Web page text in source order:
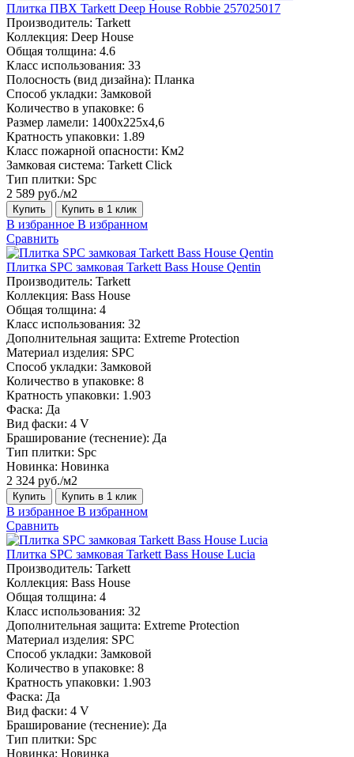
Плитка ПВХ Tarkett Deep House Robbie 257025017
Производитель: Tarkett
Коллекция: Deep House
Общая толщина: 4.6
Класс использования: 33
Полосность (вид дизайна): Планка
Способ укладки: Замковой
Количество в упаковке: 6
Размер ламели: 1400х225х4,6
Кратность упаковки: 1.89
Класс пожарной опасности: Км2
Замковая система: Tarkett Click
Тип плитки: Spc
2 589 руб./м2
Купить Купить в 1 клик
В избранное В избранном
Сравнить
Плитка SPC замковая Tarkett Bass House Qentin
Производитель: Tarkett
Коллекция: Bass House
Общая толщина: 4
Класс использования: 32
Дополнительная защита: Extreme Protection
Материал изделия: SPC
Способ укладки: Замковой
Количество в упаковке: 8
Кратность упаковки: 1.903
Фаска: Да
Вид фаски: 4 V
Браширование (теснение): Да
Тип плитки: Spc
Новинка: Новинка
2 324 руб./м2
Купить Купить в 1 клик
В избранное В избранном
Сравнить
Плитка SPC замковая Tarkett Bass House Lucia
Производитель: Tarkett
Коллекция: Bass House
Общая толщина: 4
Класс использования: 32
Дополнительная защита: Extreme Protection
Материал изделия: SPC
Способ укладки: Замковой
Количество в упаковке: 8
Кратность упаковки: 1.903
Фаска: Да
Вид фаски: 4 V
Браширование (теснение): Да
Тип плитки: Spc
Новинка: Новинка